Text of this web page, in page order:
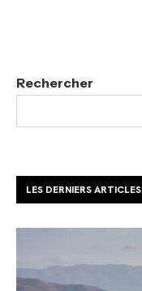
Rechercher
LES DERNIERS ARTICLES